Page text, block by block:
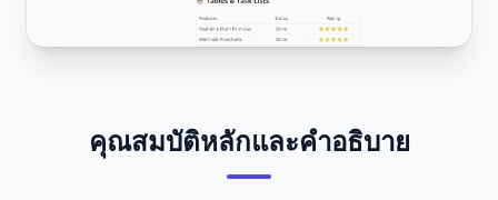
คุณสมบัติหลักและคำอธิบาย